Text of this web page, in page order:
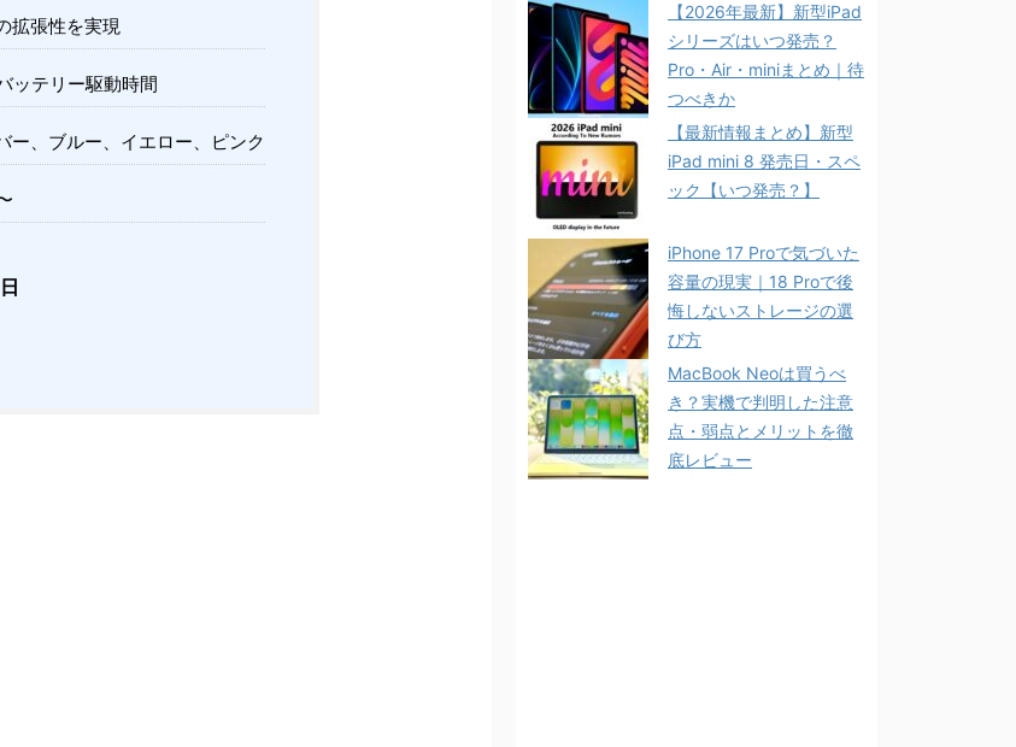
拡張性を実現
ッテリー駆動時間
ー、ブルー、イエロー、ピンク
【2026年最新】新型iPad
シリーズはいつ発売？
Pro・Air・miniまとめ｜待
つべきか
【最新情報まとめ】新型
iPad mini 8 発売日・スペ
ック【いつ発売？】
iPhone 17 Proで気づいた
容量の現実｜18 Proで後
悔しないストレージの選
び方
MacBook Neoは買うべ
き？実機で判明した注意
点・弱点とメリットを徹
底レビュー